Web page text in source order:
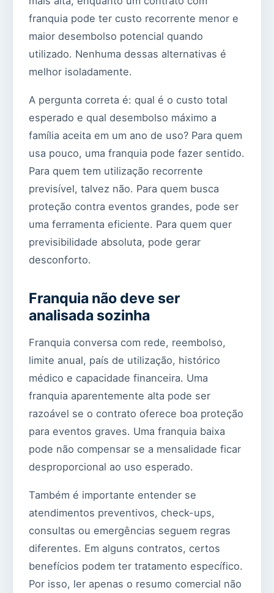
franquia pode ter custo recorrente menor e
maior desembolso potencial quando
utilizado. Nenhuma dessas alternativas é
melhor isoladamente.
A pergunta correta é: qual é o custo total
esperado e qual desembolso máximo a
família aceita em um ano de uso? Para quem
usa pouco, uma franquia pode fazer sentido.
Para quem tem utilização recorrente
previsível, talvez não. Para quem busca
proteção contra eventos grandes, pode ser
uma ferramenta eficiente. Para quem quer
previsibilidade absoluta, pode gerar
desconforto.
Franquia não deve ser
analisada sozinha
Franquia conversa com rede, reembolso,
limite anual, país de utilização, histórico
médico e capacidade financeira. Uma
franquia aparentemente alta pode ser
razoável se o contrato oferece boa proteção
para eventos graves. Uma franquia baixa
pode não compensar se a mensalidade ficar
desproporcional ao uso esperado.
Também é importante entender se
atendimentos preventivos, check-ups,
consultas ou emergências seguem regras
diferentes. Em alguns contratos, certos
benefícios podem ter tratamento específico.
Por isso, ler apenas o resumo comercial não